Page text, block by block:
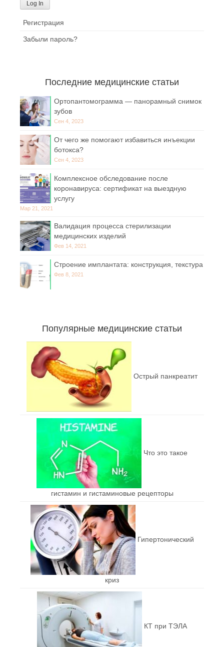
Регистрация
Забыли пароль?
Последние медицинские статьи
Ортопантомограмма — панорамный снимок
зубов
Сен 4, 2023
От чего же помогают избавиться инъекции
ботокса?
Сен 4, 2023
Комплексное обследование после
коронавируса: сертификат на выездную
услугу
Мар 21, 2021
Валидация процесса стерилизации
медицинских изделий
Фев 14, 2021
Строение имплантата: конструкция, текстура
Фев 8, 2021
Популярные медицинские статьи
Острый панкреатит
Что это такое
гистамин и гистаминовые рецепторы
Гипертонический
криз
КТ при ТЭЛА